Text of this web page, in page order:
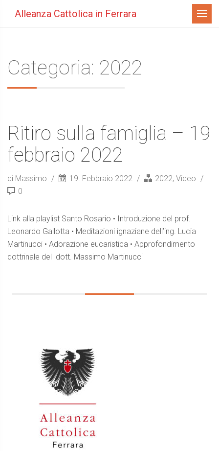
Alleanza Cattolica in Ferrara Menù
Categoria: 2022
Ritiro sulla famiglia – 19
febbraio 2022
di Massimo 19. Febbraio 2022 2022, Video
0
Link alla playlist Santo Rosario • Introduzione del prof.
Leonardo Gallotta • Meditazioni ignaziane dell’ing. Lucia
Martinucci • Adorazione eucaristica • Approfondimento
dottrinale del dott. Massimo Martinucci
laterale